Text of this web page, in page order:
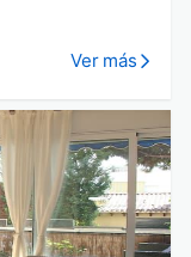
Ver más